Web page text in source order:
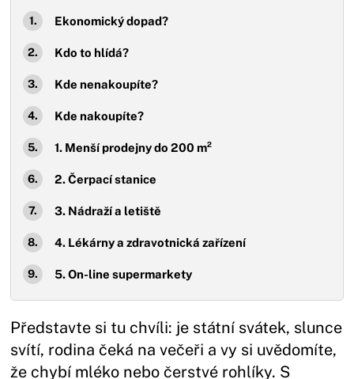
Ekonomický dopad?
Kdo to hlídá?
Kde nenakoupíte?
Kde nakoupíte?
1. Menší prodejny do 200 m²
2. Čerpací stanice
3. Nádraží a letiště
4. Lékárny a zdravotnická zařízení
5. On-line supermarkety
Představte si tu chvíli: je státní svátek, slunce
svítí, rodina čeká na večeři a vy si uvědomíte,
že chybí mléko nebo čerstvé rohlíky. S